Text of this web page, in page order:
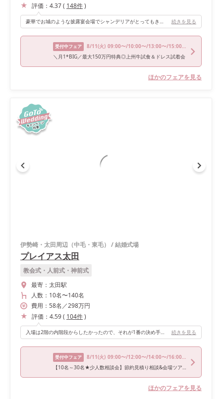
評価： 4.37( 148件)
豪華でお城のような披露宴会場でシャンデリアがとってもきれいです！ 細かなところまでお城っぽさが出ていて、ヨーロッパの宮殿にいるような気分になれる披露宴会場です！ 続きを見る
受付中フェア 8/11(火) 09:00〜/10:00〜/13:00〜/15:00〜/17:00〜
＼月1*BIG／最大150万円特典◎上州牛試食＆ドレス試着会
ほかのフェアを見る
伊勢崎・太田周辺（中毛・東毛） /結婚式場
プレイアス太田
教会式・人前式・神前式
最寄： 太田駅
人数： 10名〜140名
費用： 58名 ／298万円
評価： 4.59( 104件)
入場は2階の内階段からしたかったので、それが1番の決め手でした！また高砂の後ろの窓を全部開けて明るい空間に出来たこと、ゲストのテーブル数に対して狭くもなく広すぎでもない丁度いい会場で、天井が高く開放的だった所も良かったです！ 続きを見る
受付中フェア 8/11(火) 09:00〜/12:00〜/14:00〜/16:00〜/17:00〜
【10名～30名★少人数相談会】節約見積り相談&会場ツアー
ほかのフェアを見る